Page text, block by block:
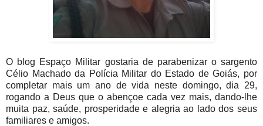
O blog Espaço Militar gostaria de parabenizar o sargento
Célio Machado da Polícia Militar do Estado de Goiás, por
completar mais um ano de vida neste domingo, dia 29,
rogando a Deus que o abençoe cada vez mais, dando-lhe
muita paz, saúde, prosperidade e alegria ao lado dos seus
familiares e amigos.